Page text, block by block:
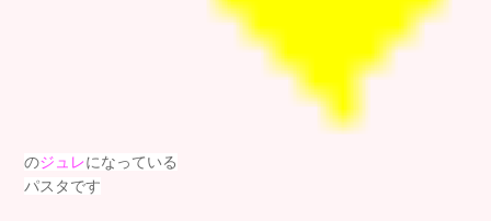
のジュレになっている
パスタです